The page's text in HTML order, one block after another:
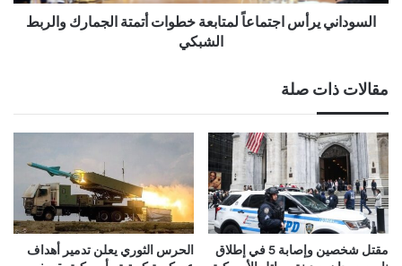
السوداني يرأس اجتماعاً لمتابعة خطوات أتمتة الجمارك والربط
الشبكي
مقالات ذات صلة
مقتل شخصين وإصابة 5 في إطلاق
الحرس الثوري يعلن تدمير أهداف